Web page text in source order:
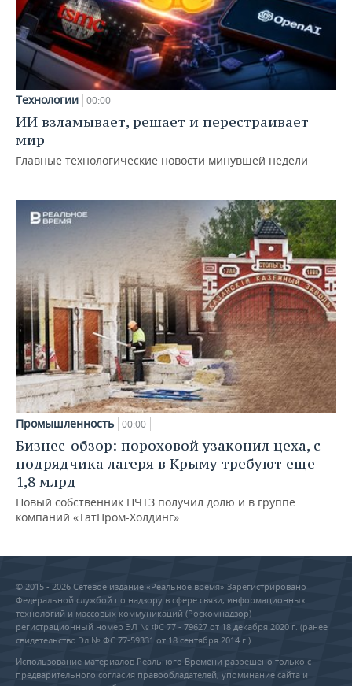
Технологии 00:00
ИИ взламывает, решает и перестраивает
мир
Главные технологические новости минувшей недели
Промышленность 00:00
Бизнес-обзор: пороховой узаконил цеха, с
подрядчика лагеря в Крыму требуют еще
1,8 млрд
Новый собственник НЧТЗ получил долю и в группе
компаний «ТатПром-Холдинг»
© 2015 - 2026 Сетевое издание «Реальное время» Зарегистрировано
Федеральной службой по надзору в сфере связи, информационных
технологий и массовых коммуникаций (Роскомнадзор) –
регистрационный номер ЭЛ № ФС 77 - 79627 от 18 декабря 2020 г. (ранее
свидетельство Эл № ФС 77-59331 от 18 сентября 2014 г.)
Использование материалов Реального Времени разрешено только с
предварительного согласия правообладателей, упоминание сайта и